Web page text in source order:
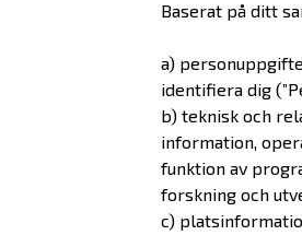
Baserat på ditt
a)
identifiera dig
b) teknisk och
information,
funktion av
forskning och
c)